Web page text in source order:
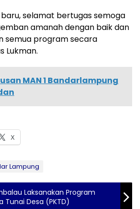
selamat bertugas semoga
amanah dengan baik dan
semua program secara
Lukman.
MAN 1 Bandarlampung
X
Lampung
Laksanakan Program
Tunai Desa (PKTD)